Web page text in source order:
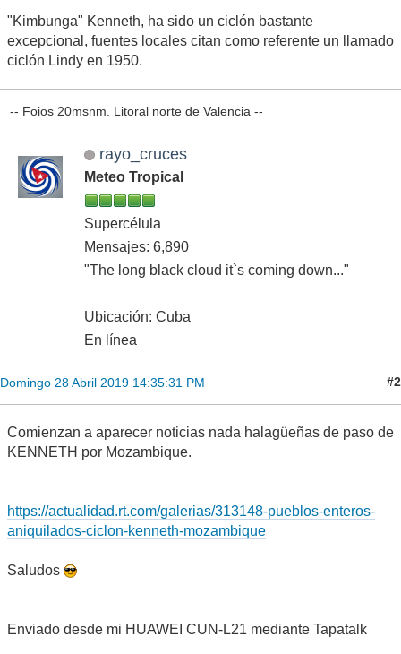
"Kimbunga" Kenneth, ha sido un ciclón bastante
excepcional, fuentes locales citan como referente un llamado
ciclón Lindy en 1950.
-- Foios 20msnm. Litoral norte de Valencia --
rayo_cruces
Meteo Tropical
Supercélula
Mensajes: 6,890
"The long black cloud it`s coming down..."
Ubicación: Cuba
En línea
Domingo 28 Abril 2019 14:35:31 PM #2
Comienzan a aparecer noticias nada halagüeñas de paso de
KENNETH por Mozambique.
https://actualidad.rt.com/galerias/313148-pueblos-enteros-
aniquilados-ciclon-kenneth-mozambique
Saludos
Enviado desde mi HUAWEI CUN-L21 mediante Tapatalk